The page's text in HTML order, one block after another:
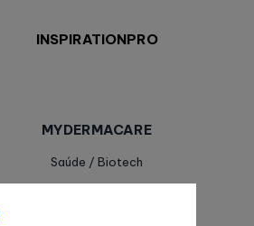
INSPIRATIONPRO
MYDERMACARE
Saúde / Biotech